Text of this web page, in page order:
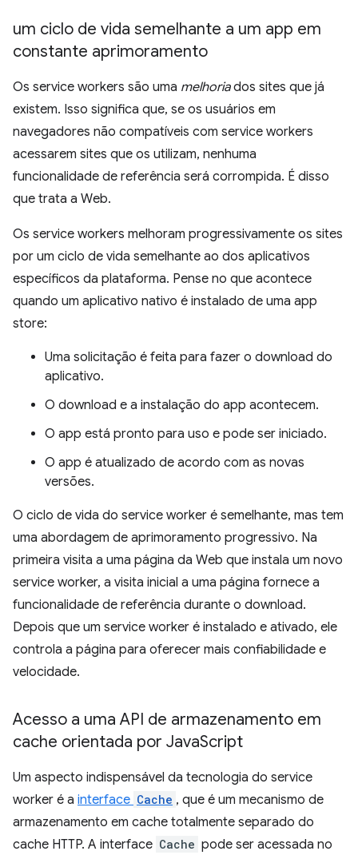
um ciclo de vida semelhante a um app em
constante aprimoramento
Os service workers são uma melhoriados sites que já
existem. Isso significa que, se os usuários em
navegadores não compatíveis com service workers
acessarem sites que os utilizam, nenhuma
funcionalidade de referência será corrompida. É disso
que trata a Web.
Os service workers melhoram progressivamente os sites
por um ciclo de vida semelhante ao dos aplicativos
específicos da plataforma. Pense no que acontece
quando um aplicativo nativo é instalado de uma app
store:
Uma solicitação é feita para fazer o download do
aplicativo.
O download e a instalação do app acontecem.
O app está pronto para uso e pode ser iniciado.
O app é atualizado de acordo com as novas
versões.
O ciclo de vida do service worker é semelhante, mas tem
uma abordagem de aprimoramento progressivo. Na
primeira visita a uma página da Web que instala um novo
service worker, a visita inicial a uma página fornece a
funcionalidade de referência durante o download.
Depois que um service worker é instalado e ativado, ele
controla a página para oferecer mais confiabilidade e
velocidade.
Acesso a uma API de armazenamento em
cache orientada por JavaScript
Um aspecto indispensável da tecnologia do service
worker é a interface Cache , que é um mecanismo de
armazenamento em cache totalmente separado do
cache HTTP. A interface Cache pode ser acessada no